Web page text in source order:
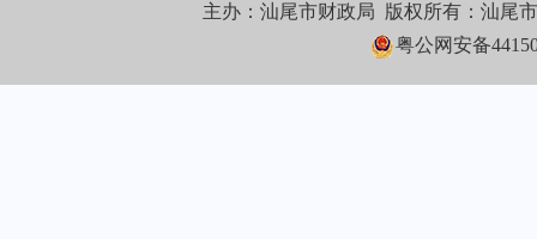
主办：汕尾市财政局 版权所有：汕尾
粤公网安备